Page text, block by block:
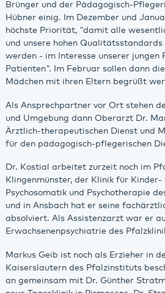
Brünger und der Pädagogisch-
Hübner einig. Im Dezember und
höchste Priorität, "damit alle
und unsere hohen
werden - im Interesse unserer jungen
Patienten". Im Februar sollen dann
Mädchen mit ihren Eltern begrüßt
Als Ansprechpartner vor Ort stehen
und Umgebung dann Oberarzt Dr.
Ärztlich-therapeutischen Dienst und
für den pädagogisch-pflegerischen
Dr. Kostial arbeitet zurzeit noch im
Klingenmünster, der Klinik für
Psychosomatik und Psychotherapie
und in Ansbach hat er seine
absolviert. Als Assistenzarzt war er
Erwachsenenpsychiatrie des
Markus Geib ist noch als Erzieher in
Kaiserslautern des Pfalzinstituts
an gemeinsam mit Dr. Günther